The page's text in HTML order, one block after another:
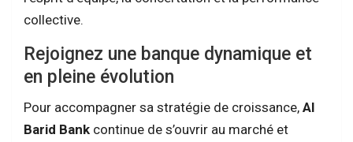
collective.
Rejoignez une banque dynamique et
en pleine évolution
Pour accompagner sa stratégie de croissance, Al
Barid Bank continue de s’ouvrir au marché et